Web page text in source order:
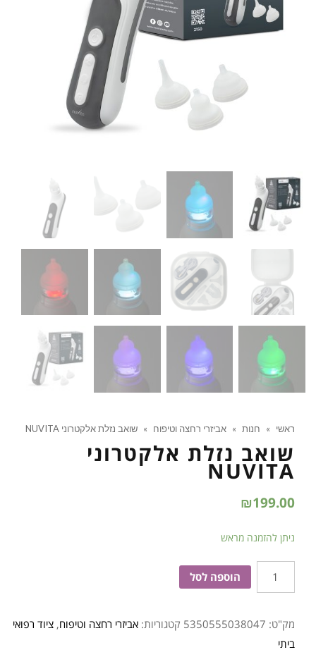
ראשי » חנות » אביזרי רחצה וטיפוח » שואב נזלת אלקטרוני NUVITA
שואב נזלת אלקטרוני
NUVITA
₪199.00
ניתן להזמנה מראש
כמות
של
נזלת
אלקטרוני
הוספה לסל
מק"ט: 5350555038047 קטגוריות: אביזרי רחצה וטיפוח, ציוד רפואי
ביתי